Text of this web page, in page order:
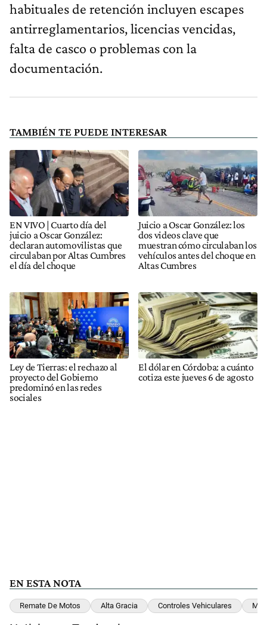
habituales de retención incluyen escapes
antirreglamentarios, licencias vencidas,
falta de casco o problemas con la
documentación.
TAMBIÉN TE PUEDE INTERESAR
EN VIVO | Cuarto día del
juicio a Oscar González:
declaran automovilistas que
circulaban por Altas Cumbres
el día del choque
Juicio a Oscar González: los
dos videos clave que
muestran cómo circulaban los
vehículos antes del choque en
Altas Cumbres
Ley de Tierras: el rechazo al
proyecto del Gobierno
predominó en las redes
sociales
El dólar en Córdoba: a cuánto
cotiza este jueves 6 de agosto
EN ESTA NOTA
Remate De Motos Alta Gracia Controles Vehiculares